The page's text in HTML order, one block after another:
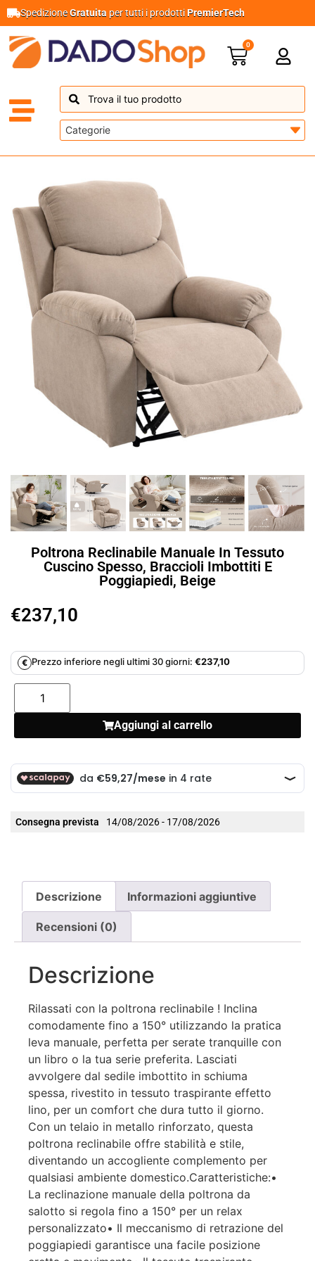
SpedizioneGratuita per tutti i prodottiPremierTech
0
Poltrona Reclinabile Manuale In Tessuto
Cuscino Spesso, Braccioli Imbottiti E
Poggiapiedi, Beige
€237,10
€ Prezzo inferiore negli ultimi 30 giorni: €237,10
Aggiungi al carrello
Consegna prevista 14/08/2026 - 17/08/2026
Descrizione Informazioni aggiuntive
Recensioni (0)
Descrizione
Rilassati con la poltrona reclinabile ! Inclina
comodamente fino a 150° utilizzando la pratica
leva manuale, perfetta per serate tranquille con
un libro o la tua serie preferita. Lasciati
avvolgere dal sedile imbottito in schiuma
spessa, rivestito in tessuto traspirante effetto
lino, per un comfort che dura tutto il giorno.
Con un telaio in metallo rinforzato, questa
poltrona reclinabile offre stabilità e stile,
diventando un accogliente complemento per
qualsiasi ambiente domestico.Caratteristiche:•
La reclinazione manuale della poltrona da
salotto si regola fino a 150° per un relax
personalizzato• Il meccanismo di retrazione del
poggiapiedi garantisce una facile posizione